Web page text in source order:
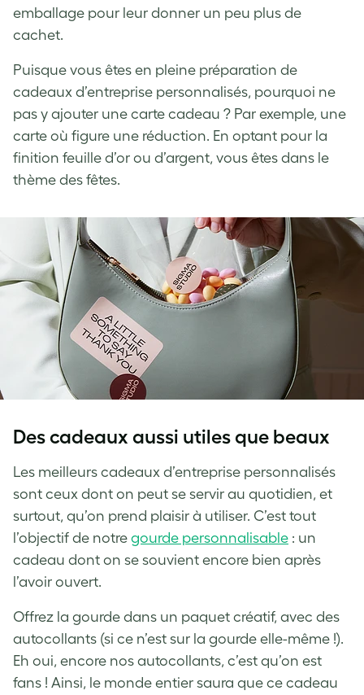
emballage pour leur donner un peu plus de
cachet.
Puisque vous êtes en pleine préparation de
cadeaux d’entreprise personnalisés, pourquoi ne
pas y ajouter une carte cadeau ? Par exemple, une
carte où figure une réduction. En optant pour la
finition feuille d’or ou d’argent, vous êtes dans le
thème des fêtes.
Des cadeaux aussi utiles que beaux
Les meilleurs cadeaux d’entreprise personnalisés
sont ceux dont on peut se servir au quotidien, et
surtout, qu’on prend plaisir à utiliser. C’est tout
l’objectif de notre gourde personnalisable : un
cadeau dont on se souvient encore bien après
l’avoir ouvert.
Offrez la gourde dans un paquet créatif, avec des
autocollants (si ce n’est sur la gourde elle-même !).
Eh oui, encore nos autocollants, c’est qu’on est
fans ! Ainsi, le monde entier saura que ce cadeau